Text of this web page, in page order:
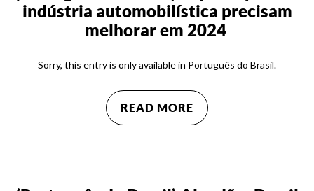
indústria automobilística precisam
melhorar em 2024
Sorry, this entry is only available in Português do Brasil.
READ MORE